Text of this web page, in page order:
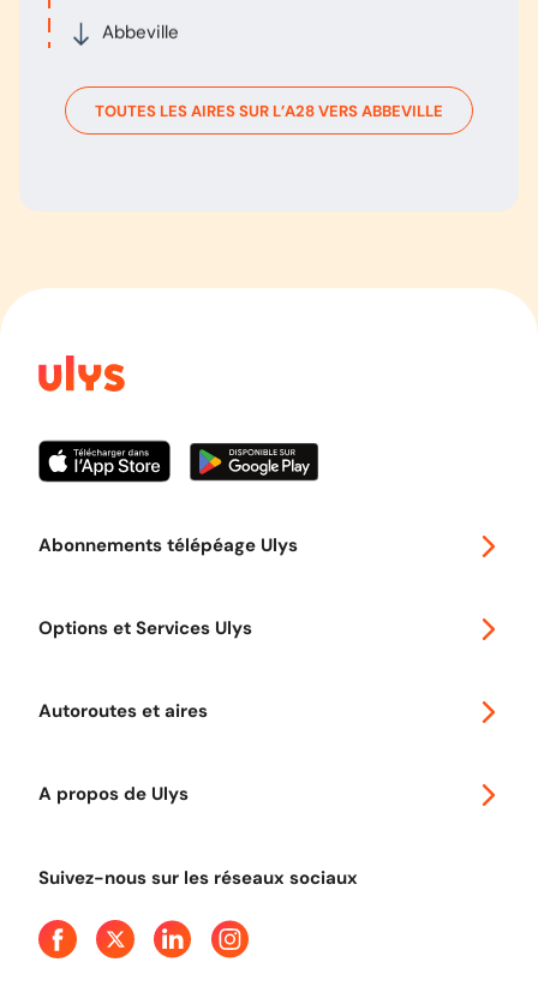
Abbeville
TOUTES LES AIRES SUR L’A28VERSABBEVILLE
Abonnements télépéage Ulys
Options et Services Ulys
Autoroutes et aires
A propos de Ulys
Presse
Suivez-nous sur les réseaux sociaux